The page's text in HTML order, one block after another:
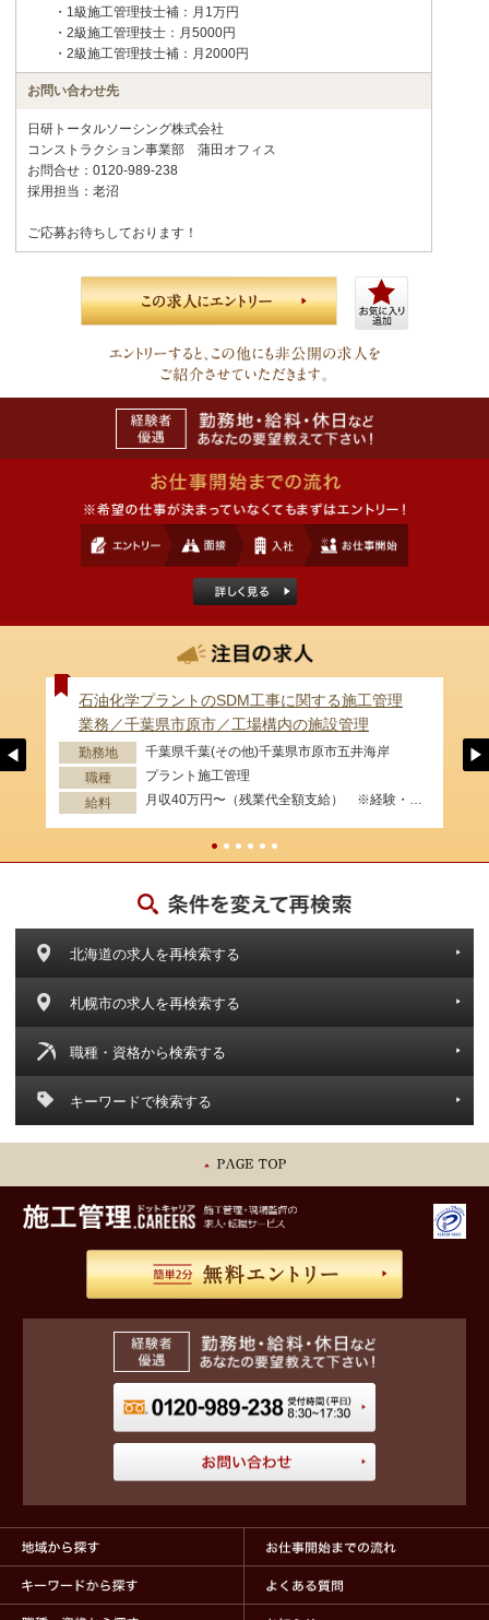
・1級施工管理技士補：月1万円
・2級施工管理技士：月5000円
・2級施工管理技士補：月2000円
お問い合わせ先
日研トータルソーシング株式会社
コンストラクション事業部 蒲田オフィス
お問合せ：0120-989-238
採用担当：老沼
ご応募お待ちしております！
石油化学プラントのSDM工事に関する施工管理
業務／千葉県市原市／工場構内の施設管理
勤務地
千葉県千葉(その他)千葉県市原市五井海岸
職種
プラント施工管理
給料
北海道の求人を再検索する
札幌市の求人を再検索する
職種・資格から検索する
キーワードで検索する